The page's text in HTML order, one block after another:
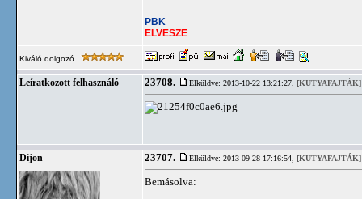
PBK
ELVESZE
Kiváló dolgozó
Leíratkozott felhasználó 23708. Elküldve: 2013-10-22 13:21:27, [KUTYAFAJTÁK]
Dijon 23707. Elküldve: 2013-09-28 17:16:54, [KUTYAFAJTÁK]
Bemásolva: